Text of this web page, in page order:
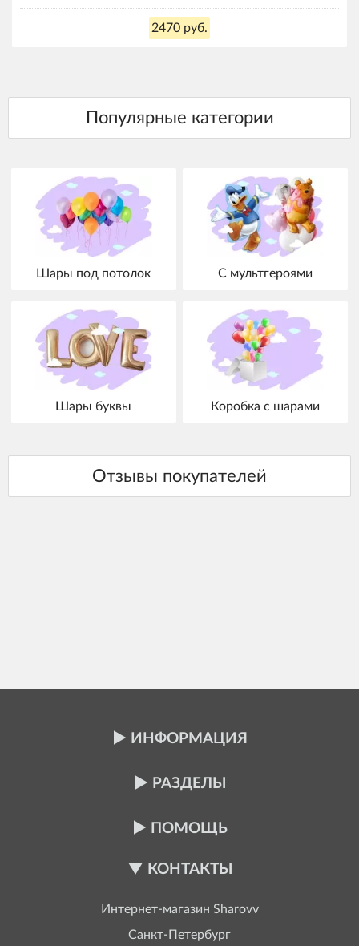
2470 руб.
Шары под потолок С мультгероями
Шары буквы Коробка с шарами
ИНФОРМАЦИЯ
РАЗДЕЛЫ
ПОМОЩЬ
КОНТАКТЫ
Интернет-магазин Sharovv
Санкт-Петербург